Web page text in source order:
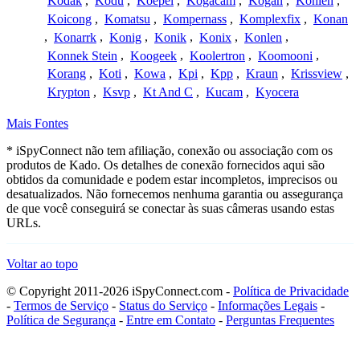
Koicong , Komatsu , Kompernass , Komplexfix , Konan
, Konarrk , Konig , Konik , Konix , Konlen ,
Konnek Stein , Koogeek , Koolertron , Koomooni ,
Korang , Koti , Kowa , Kpi , Kpp , Kraun , Krissview ,
Krypton , Ksvp , Kt And C , Kucam , Kyocera
Mais Fontes
* iSpyConnect não tem afiliação, conexão ou associação com os
produtos de Kado. Os detalhes de conexão fornecidos aqui são
obtidos da comunidade e podem estar incompletos, imprecisos ou
desatualizados. Não fornecemos nenhuma garantia ou assegurança
de que você conseguirá se conectar às suas câmeras usando estas
URLs.
Voltar ao topo
© Copyright 2011-2026 iSpyConnect.com - Política de Privacidade
- Termos de Serviço - Status do Serviço - Informações Legais -
Política de Segurança - Entre em Contato - Perguntas Frequentes